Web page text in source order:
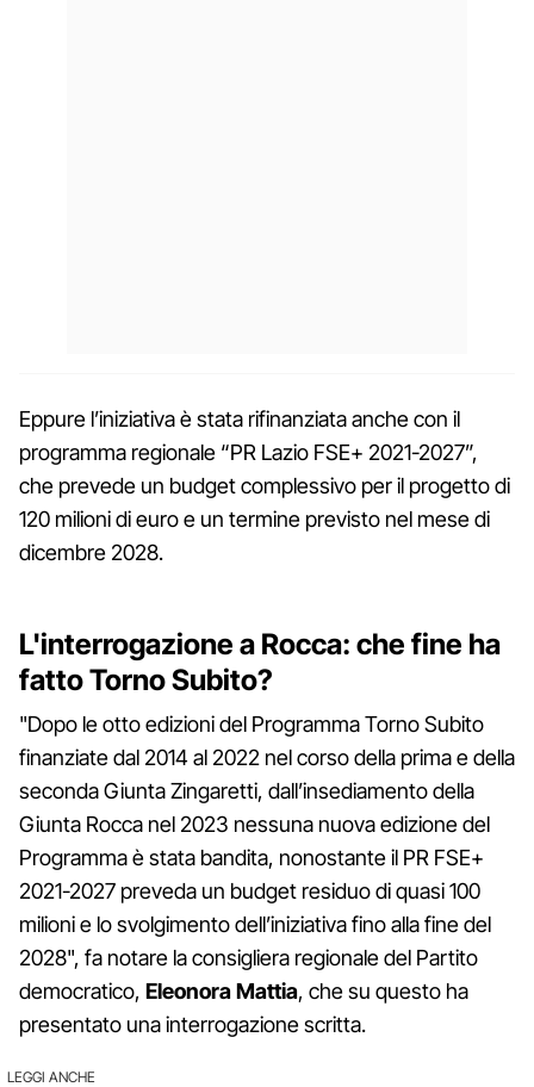
Eppure l’iniziativa è stata rifinanziata anche con il
programma regionale “PR Lazio FSE+ 2021-2027”,
che prevede un budget complessivo per il progetto di
120 milioni di euro e un termine previsto nel mese di
dicembre 2028.
L'interrogazione a Rocca: che fine ha
fatto Torno Subito?
"Dopo le otto edizioni del Programma Torno Subito
finanziate dal 2014 al 2022 nel corso della prima e della
seconda Giunta Zingaretti, dall’insediamento della
Giunta Rocca nel 2023 nessuna nuova edizione del
Programma è stata bandita, nonostante il PR FSE+
2021-2027 preveda un budget residuo di quasi 100
milioni e lo svolgimento dell’iniziativa fino alla fine del
2028", fa notare la consigliera regionale del Partito
democratico, Eleonora Mattia, che su questo ha
presentato una interrogazione scritta.
LEGGI ANCHE